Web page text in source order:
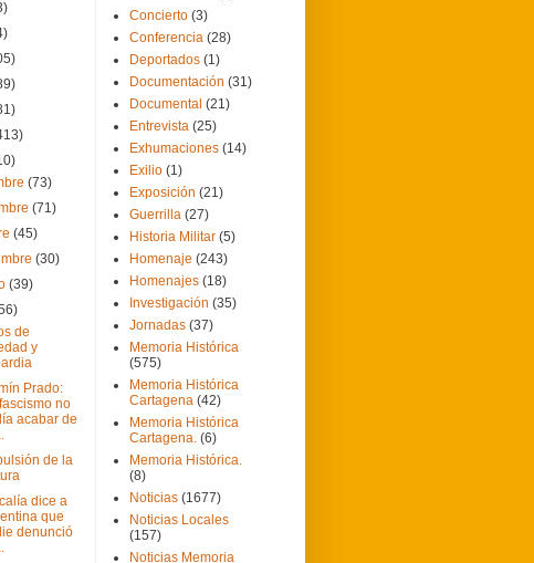
(73)
(71)
(45)
(30)
(39)
de
y
Prado:
no
acabar de
de la
dice a
que
denunció
Concierto (3)
Conferencia (28)
Deportados (1)
Documentación (31)
Documental (21)
Entrevista (25)
Exhumaciones (14)
Exilio (1)
Exposición (21)
Guerrilla (27)
Historia Militar (5)
Homenaje (243)
Homenajes (18)
Investigación (35)
Jornadas (37)
Memoria Histórica
(575)
Memoria Histórica
Cartagena (42)
Memoria Histórica
Cartagena. (6)
Memoria Histórica.
(8)
Noticias (1677)
Noticias Locales
(157)
Noticias Memoria